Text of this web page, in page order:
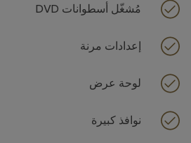
مُشغّل أسطوانات DVD
إعدادات مرنة
لوحة عرض
نوافذ كبيرة